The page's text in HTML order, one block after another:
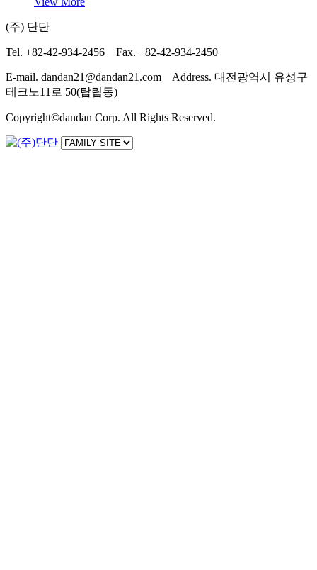
(주) 단단
Tel. +82-42-934-2456 Fax. +82-42-934-2450
E-mail. dandan21@dandan21.com Address. 대전광역시 유성구
테크노11로 50(탑립동)
Copyright©dandan Corp. All Rights Reserved.